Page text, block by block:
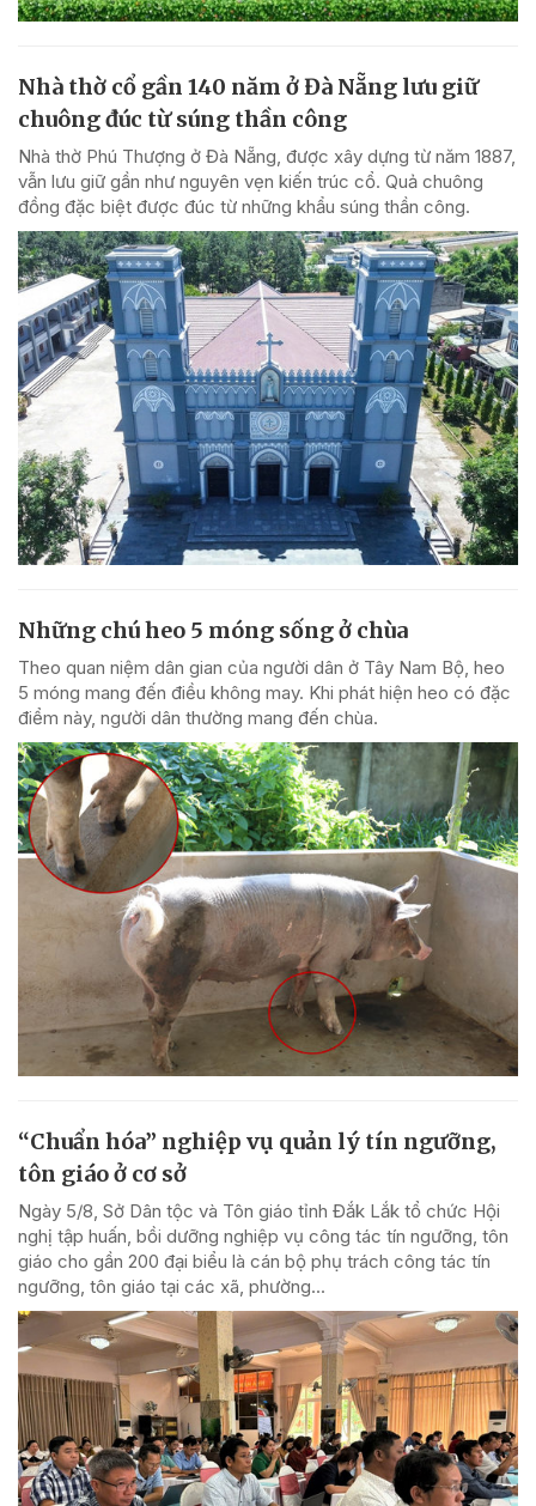
Nhà thờ cổ gần 140 năm ở Đà Nẵng lưu giữ
chuông đúc từ súng thần công
Nhà thờ Phú Thượng ở Đà Nẵng, được xây dựng từ năm 1887,
vẫn lưu giữ gần như nguyên vẹn kiến trúc cổ. Quả chuông
đồng đặc biệt được đúc từ những khẩu súng thần công.
Những chú heo 5 móng sống ở chùa
Theo quan niệm dân gian của người dân ở Tây Nam Bộ, heo
5 móng mang đến điều không may. Khi phát hiện heo có đặc
điểm này, người dân thường mang đến chùa.
“Chuẩn hóa” nghiệp vụ quản lý tín ngưỡng,
tôn giáo ở cơ sở
Ngày 5/8, Sở Dân tộc và Tôn giáo tỉnh Đắk Lắk tổ chức Hội
nghị tập huấn, bồi dưỡng nghiệp vụ công tác tín ngưỡng, tôn
giáo cho gần 200 đại biểu là cán bộ phụ trách công tác tín
ngưỡng, tôn giáo tại các xã, phường...